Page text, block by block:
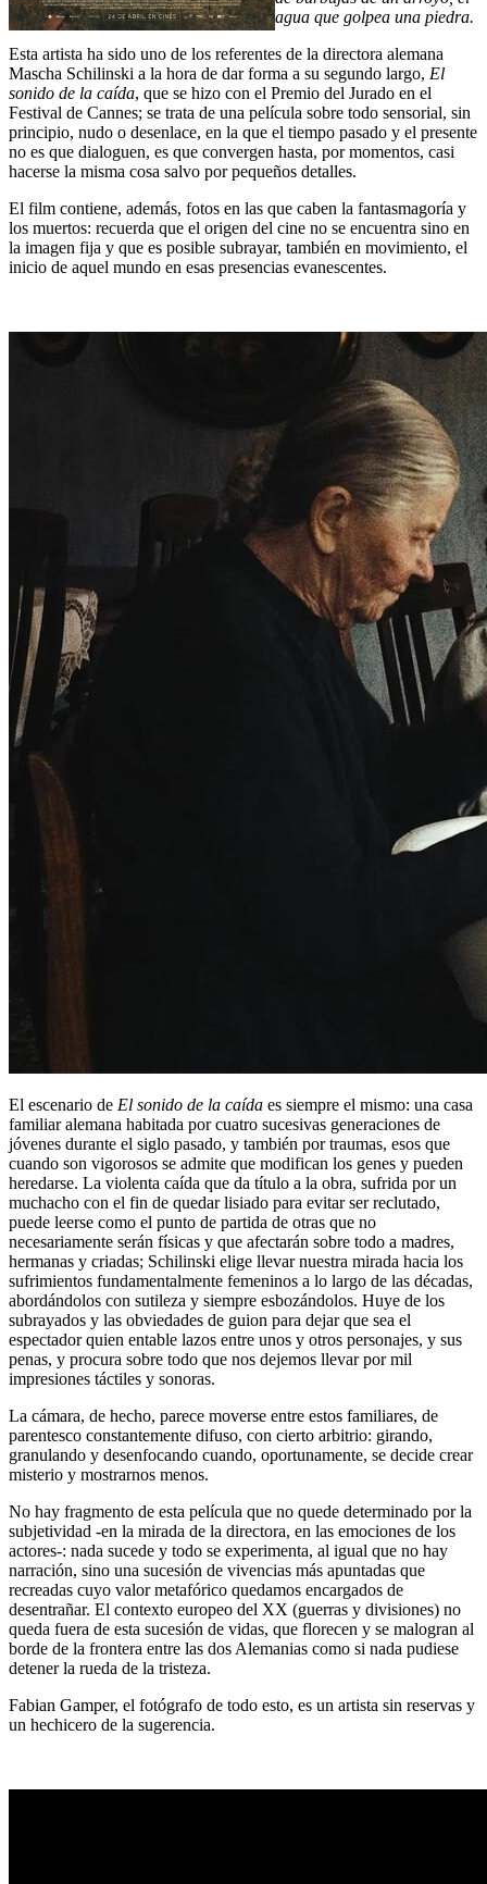
agua que golpea una piedra.
Esta artista ha sido uno de los referentes de la directora alemana
Mascha Schilinski a la hora de dar forma a su segundo largo, El
sonido de la caída, que se hizo con el Premio del Jurado en el
Festival de Cannes; se trata de una película sobre todo sensorial, sin
principio, nudo o desenlace, en la que el tiempo pasado y el presente
no es que dialoguen, es que convergen hasta, por momentos, casi
hacerse la misma cosa salvo por pequeños detalles.
El film contiene, además, fotos en las que caben la fantasmagoría y
los muertos: recuerda que el origen del cine no se encuentra sino en
la imagen fija y que es posible subrayar, también en movimiento, el
inicio de aquel mundo en esas presencias evanescentes.
El escenario de El sonido de la caída es siempre el mismo: una casa
familiar alemana habitada por cuatro sucesivas generaciones de
jóvenes durante el siglo pasado, y también por traumas, esos que
cuando son vigorosos se admite que modifican los genes y pueden
heredarse. La violenta caída que da título a la obra, sufrida por un
muchacho con el fin de quedar lisiado para evitar ser reclutado,
puede leerse como el punto de partida de otras que no
necesariamente serán físicas y que afectarán sobre todo a madres,
hermanas y criadas; Schilinski elige llevar nuestra mirada hacia los
sufrimientos fundamentalmente femeninos a lo largo de las décadas,
abordándolos con sutileza y siempre esbozándolos. Huye de los
subrayados y las obviedades de guion para dejar que sea el
espectador quien entable lazos entre unos y otros personajes, y sus
penas, y procura sobre todo que nos dejemos llevar por mil
impresiones táctiles y sonoras.
La cámara, de hecho, parece moverse entre estos familiares, de
parentesco constantemente difuso, con cierto arbitrio: girando,
granulando y desenfocando cuando, oportunamente, se decide crear
misterio y mostrarnos menos.
No hay fragmento de esta película que no quede determinado por la
subjetividad -en la mirada de la directora, en las emociones de los
actores-: nada sucede y todo se experimenta, al igual que no hay
narración, sino una sucesión de vivencias más apuntadas que
recreadas cuyo valor metafórico quedamos encargados de
desentrañar. El contexto europeo del XX (guerras y divisiones) no
queda fuera de esta sucesión de vidas, que florecen y se malogran al
borde de la frontera entre las dos Alemanias como si nada pudiese
detener la rueda de la tristeza.
Fabian Gamper, el fotógrafo de todo esto, es un artista sin reservas y
un hechicero de la sugerencia.